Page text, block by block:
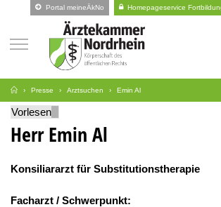
Portal meineÄkNo Homepageservice
Presse Arztsuchen Emin Al
Vorlesen
Herr Emin Al
Konsiliararzt für Substitutionstherapie
Facharzt / Schwerpunkt: